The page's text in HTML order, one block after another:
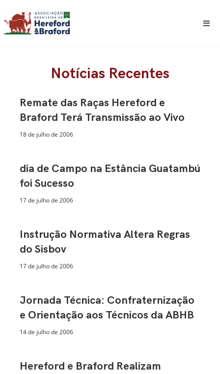
Notícias Recentes
Remate das Raças Hereford e
Braford Terá Transmissão ao Vivo
18 de julho de 2006
dia de Campo na Estância Guatambú
foi Sucesso
17 de julho de 2006
Instrução Normativa Altera Regras
do Sisbov
17 de julho de 2006
Jornada Técnica: Confraternização
e Orientação aos Técnicos da ABHB
14 de julho de 2006
Hereford e Braford Realizam